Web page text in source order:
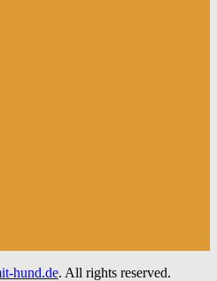
hund.de. All rights reserved.